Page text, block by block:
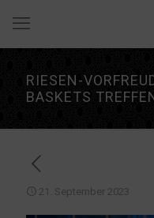
RIESEN-
BASKETS
21. September 2023